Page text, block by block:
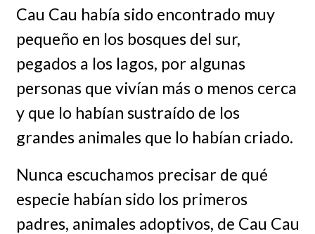
Cau Cau había sido encontrado muy
pequeño en los bosques del sur,
pegados a los lagos, por algunas
personas que vivían más o menos cerca
y que lo habían sustraído de los
grandes animales que lo habían criado.
Nunca escuchamos precisar de qué
especie habían sido los primeros
padres, animales adoptivos, de Cau Cau